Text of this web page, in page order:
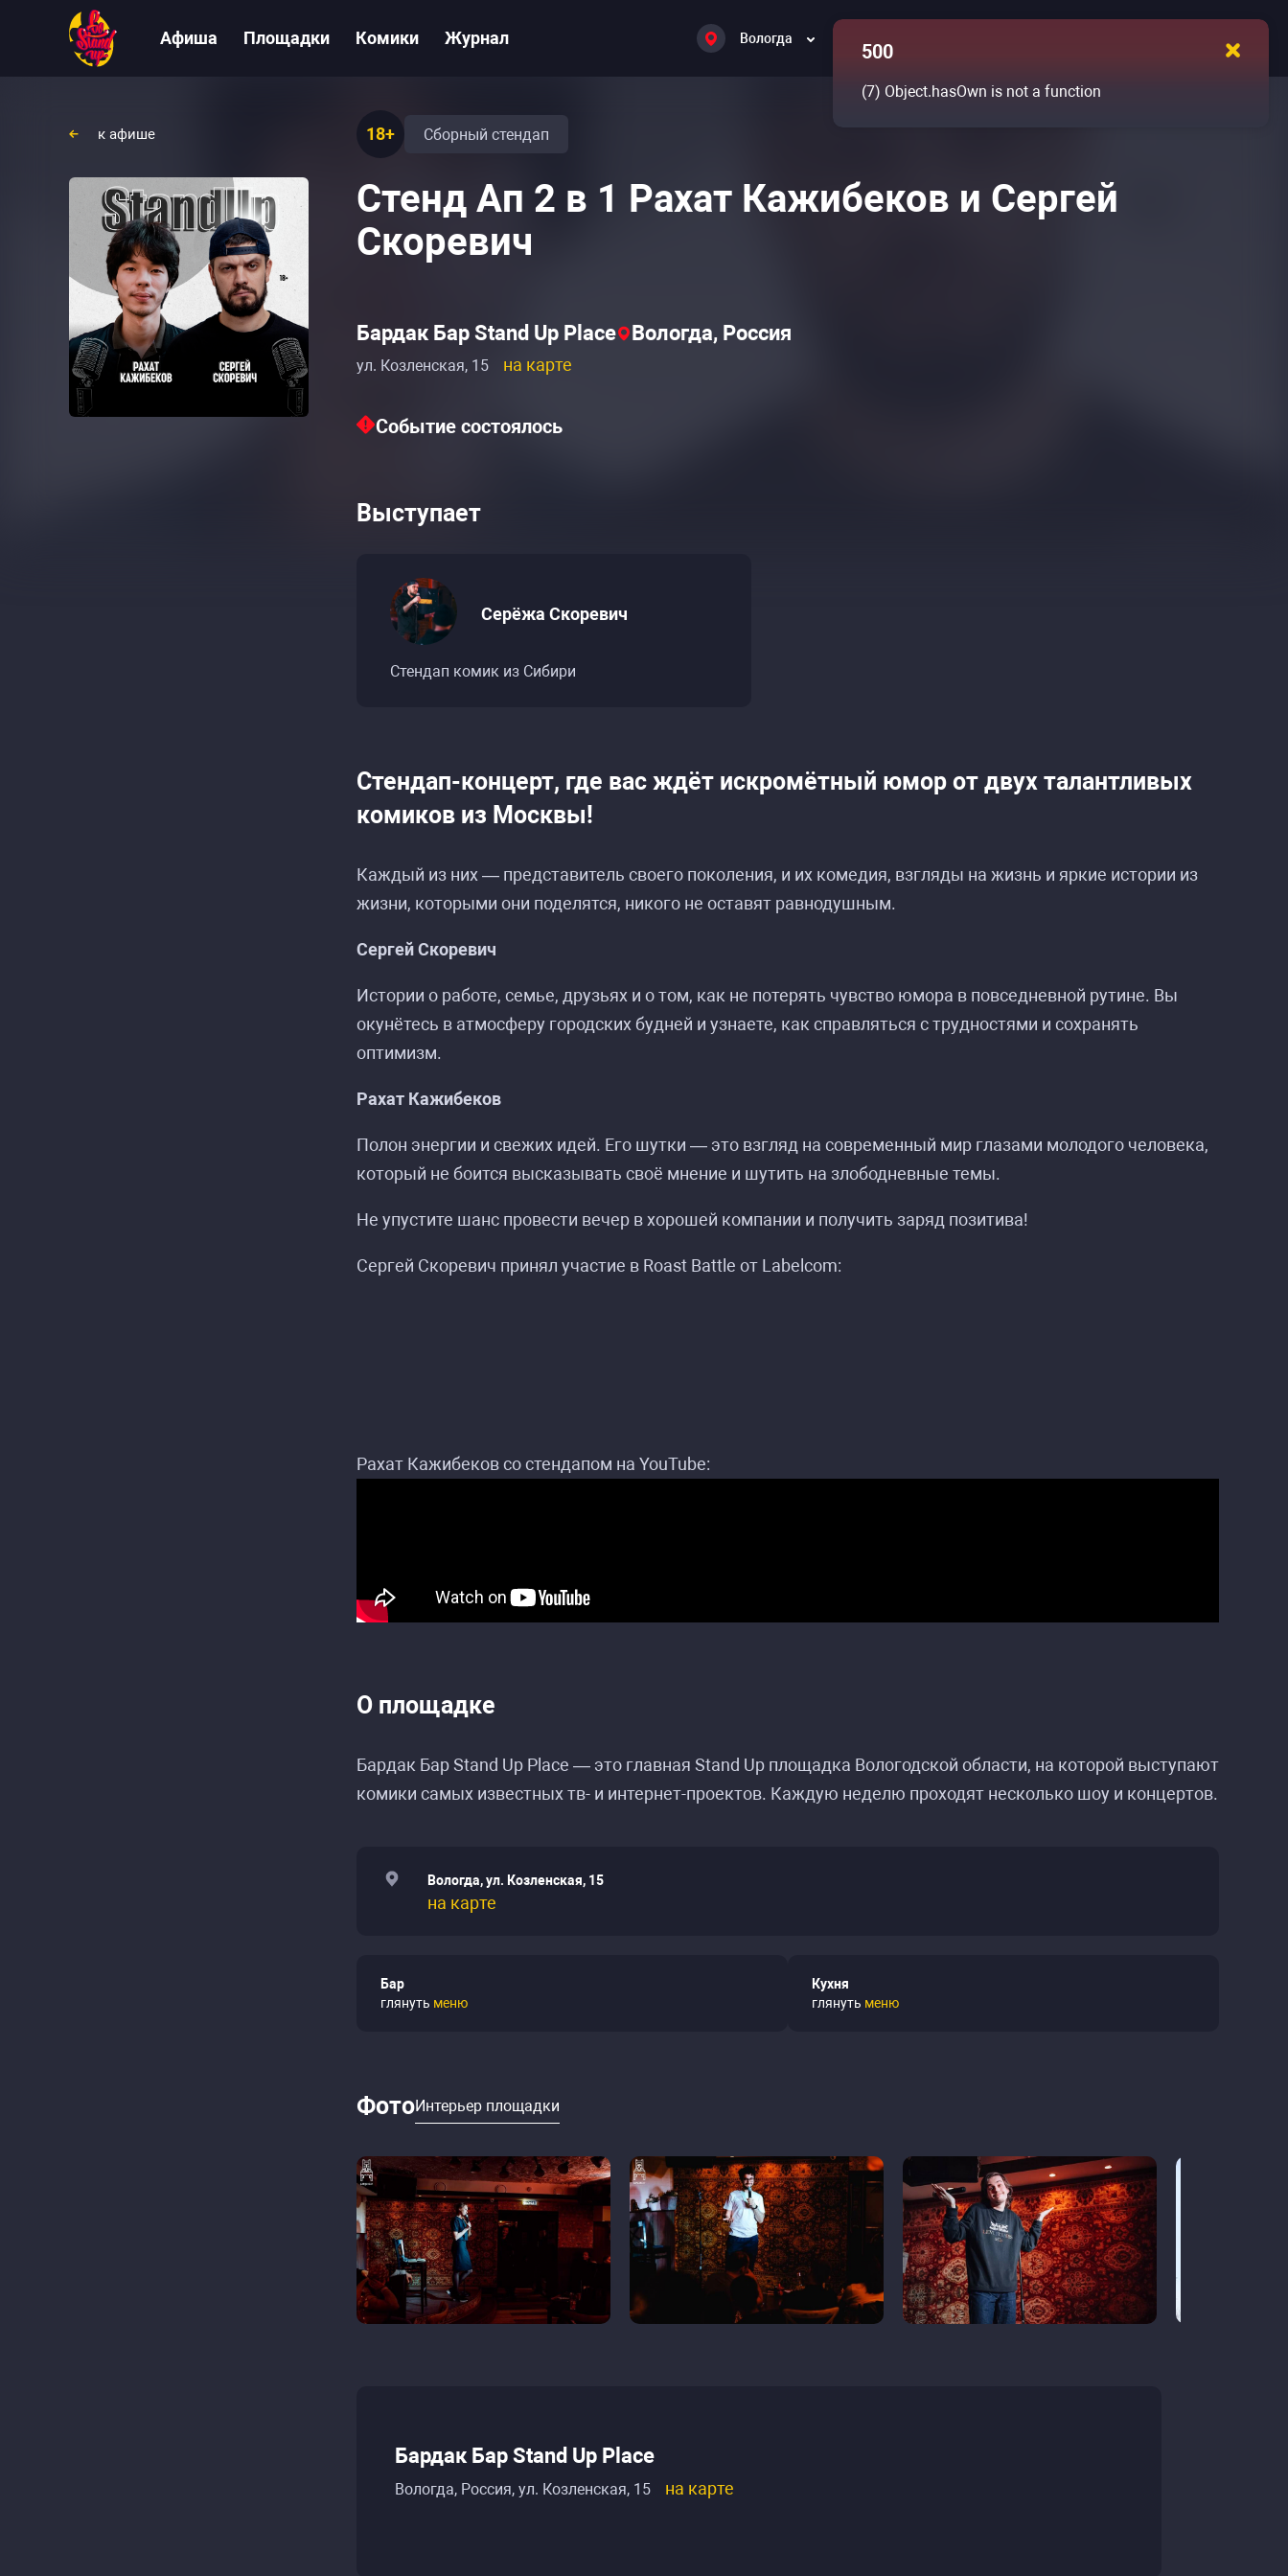
Афиша Площадки Комики Журнал Вологда
к афише 18+ Сборный стендап
Стенд Ап 2 в 1 Рахат Кажибеков и Сергей
Скоревич
Бардак Бар Stand Up Place Вологда, Россия
ул. Козленская, 15 на карте
Событие состоялось
Выступает
Серёжа Скоревич
Стендап комик из Сибири
Стендап-концерт, где вас ждёт искромётный юмор от двух талантливых
комиков из Москвы!
Каждый из них — представитель своего поколения, и их комедия, взгляды на жизнь и яркие истории из
жизни, которыми они поделятся, никого не оставят равнодушным.
Сергей Скоревич
Истории о работе, семье, друзьях и о том, как не потерять чувство юмора в повседневной рутине. Вы
окунётесь в атмосферу городских будней и узнаете, как справляться с трудностями и сохранять
оптимизм.
Рахат Кажибеков
Полон энергии и свежих идей. Его шутки — это взгляд на современный мир глазами молодого человека,
который не боится высказывать своё мнение и шутить на злободневные темы.
Не упустите шанс провести вечер в хорошей компании и получить заряд позитива!
Сергей Скоревич принял участие в Roast Battle от Labelcom:
Рахат Кажибеков со стендапом на YouTube:
О площадке
Бардак Бар Stand Up Place — это главная Stand Up площадка Вологодской области, на которой выступают
комики самых известных тв- и интернет-проектов. Каждую неделю проходят несколько шоу и концертов.
Вологда, ул. Козленская, 15
на карте
Бар
глянуть меню
Кухня
глянуть меню
ФотоИнтерьер площадки
Бардак Бар Stand Up Place
Вологда, Россия, ул. Козленская, 15 на карте
500
(7) Object.hasOwn is not a function